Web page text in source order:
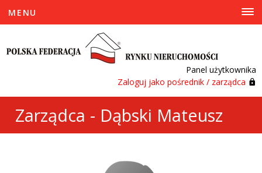
Panel użytkownika
Zaloguj jako pośrednik / zarządca
MENU
Zarządca - Dąbski Mateusz